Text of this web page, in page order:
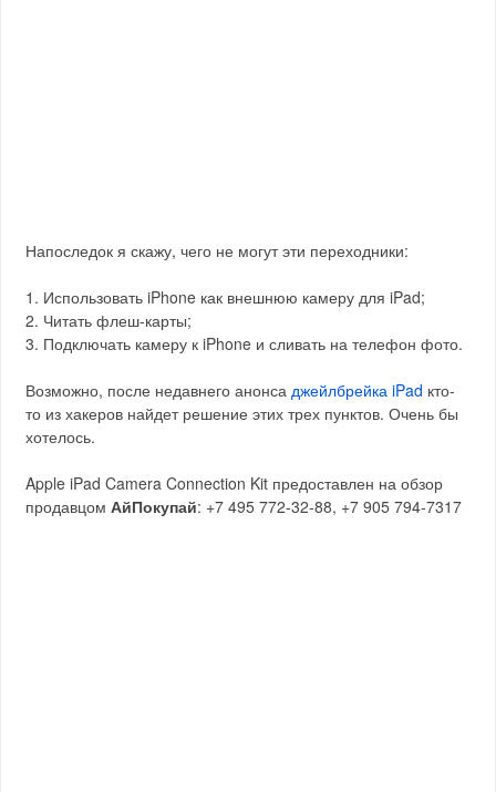
Напоследок я скажу, чего не могут эти переходники:
1. Использовать iPhone как внешнюю камеру для iPad;
2. Читать флеш-карты;
3. Подключать камеру к iPhone и сливать на телефон фото.
Возможно, после недавнего анонса джейлбрейка iPad кто-
то из хакеров найдет решение этих трех пунктов. Очень бы
хотелось.
Apple iPad Camera Connection Kit предоставлен на обзор
продавцомАйПокупай: +7 495 772-32-88, +7 905 794-7317